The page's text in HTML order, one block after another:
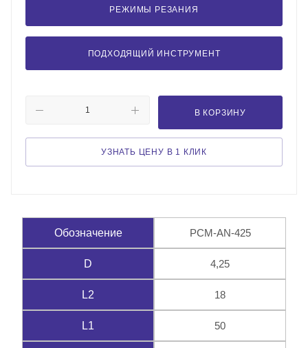
РЕЖИМЫ РЕЗАНИЯ
ПОДХОДЯЩИЙ ИНСТРУМЕНТ
В КОРЗИНУ
УЗНАТЬ ЦЕНУ В 1 КЛИК
Обозначение PCM-AN-425
D 4,25
L2 18
L1 50